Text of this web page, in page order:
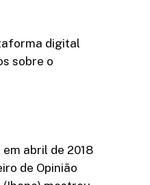
digital
sobre o
abril de 2018
de Opinião